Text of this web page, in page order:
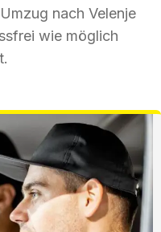
nach Velenje
wie möglich